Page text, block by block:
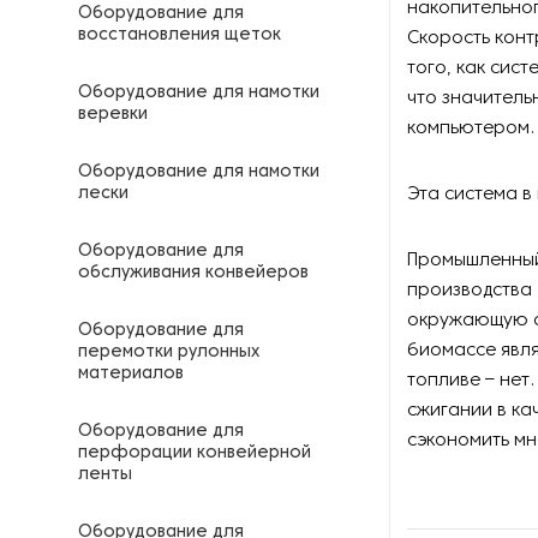
Оборудование для
восстановления щеток
Оборудование для намотки
веревки
Оборудование для намотки
лески
Оборудование для
обслуживания конвейеров
Оборудование для
перемотки рулонных
материалов
Оборудование для
перфорации конвейерной
ленты
Оборудование для
Скорость
того, как
что
компьютером.
Эта система
окружающую
биомассе
топливе –
сжигании в
сэкономить